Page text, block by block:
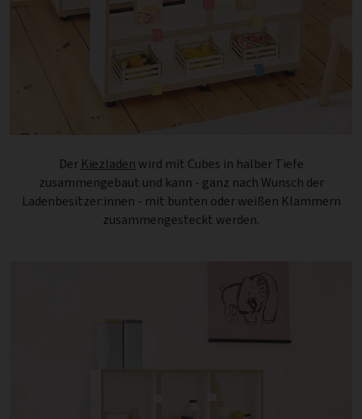
Der Kiezladen wird mit Cubes in halber Tiefe
zusammengebaut und kann - ganz nach Wunsch der
Ladenbesitzer:innen - mit bunten oder weißen Klammern
zusammengesteckt werden.